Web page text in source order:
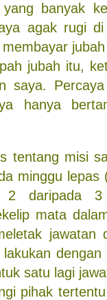
banyak
agak rugi
jubah itu,
saya.
hanya
tentang misi
minggu lepas
2 daripada
mata
jawatan
satu lagi
pihak